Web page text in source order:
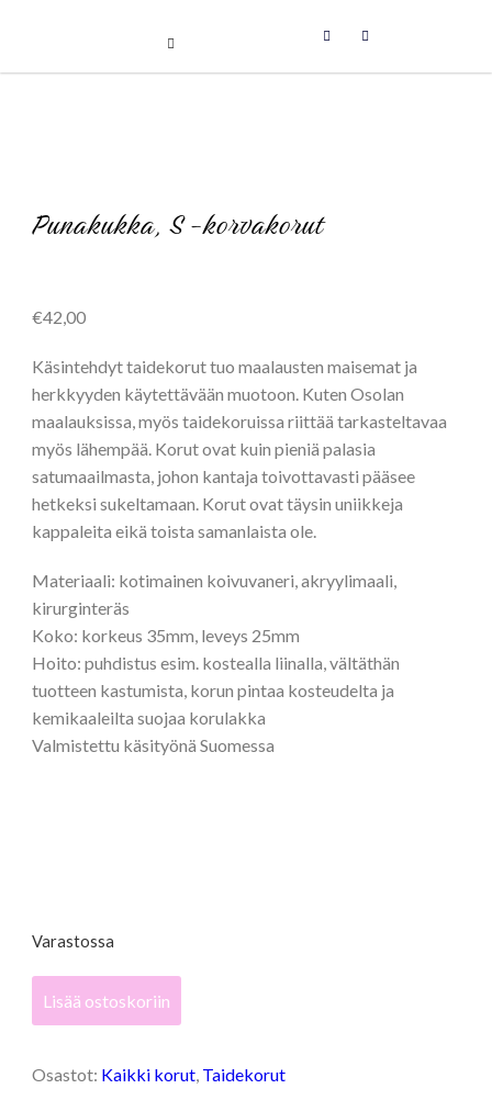
Punakukka, S -korvakorut
€42,00
Käsintehdyt taidekorut tuo maalausten maisemat ja
herkkyyden käytettävään muotoon. Kuten Osolan
maalauksissa, myös taidekoruissa riittää tarkasteltavaa
myös lähempää. Korut ovat kuin pieniä palasia
satumaailmasta, johon kantaja toivottavasti pääsee
hetkeksi sukeltamaan. Korut ovat täysin uniikkeja
kappaleita eikä toista samanlaista ole.
Materiaali: kotimainen koivuvaneri, akryylimaali,
kirurginteräs
Koko: korkeus 35mm, leveys 25mm
Hoito: puhdistus esim. kostealla liinalla, vältäthän
tuotteen kastumista, korun pintaa kosteudelta ja
kemikaaleilta suojaa korulakka
Valmistettu käsityönä Suomessa
Varastossa
korvakorut
Lisää ostoskoriin
Osastot: Kaikki korut, Taidekorut